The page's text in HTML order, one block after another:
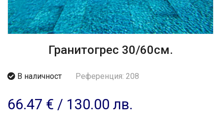
Гранитогрес 30/60см.
В наличност Референция: 208
66.47 € / 130.00 лв.